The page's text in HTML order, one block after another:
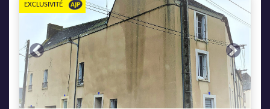
Previous Next
EXCLUSIVITÉ